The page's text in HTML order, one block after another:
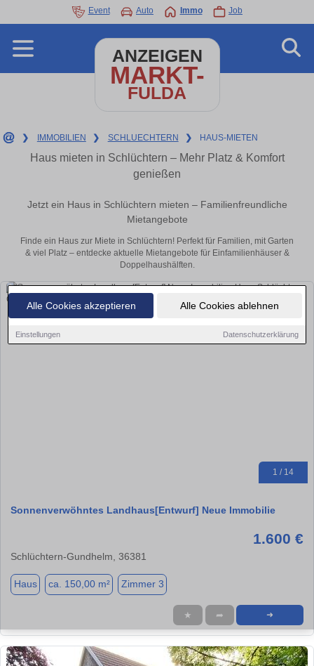
Alle Cookies akzeptieren Alle Cookies ablehnen
Einstellungen Datenschutzerklärung
Event Auto Immo Job
ANZEIGEN
MARKT-
FULDA
❯ IMMOBILIEN ❯ SCHLUECHTERN ❯ HAUS-MIETEN
Haus mieten in Schlüchtern – Mehr Platz & Komfort
genießen
Jetzt ein Haus in Schlüchtern mieten – Familienfreundliche
Mietangebote
Finde ein Haus zur Miete in Schlüchtern! Perfekt für Familien, mit Garten
& viel Platz – entdecke aktuelle Mietangebote für Einfamilienhäuser &
Doppelhaushälften.
1 / 14
Sonnenverwöhntes Landhaus[Entwurf] Neue Immobilie
1.600 €
Schlüchtern-Gundhelm, 36381
Haus ca. 150,00 m² Zimmer 3
★ ➦ ➜